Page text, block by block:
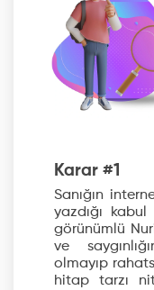
Karar #1
Sanığın
yazdığı kabul
görünümlü
ve
olmayıp
hitap tarzı